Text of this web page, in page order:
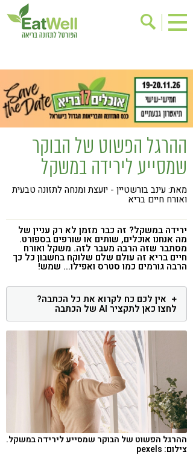
בישול בריא
אינדקס עסקים
ריפוי ומניעת מחלות
בריאות האישה
תוספי תזונה
מתכוני בריאות
אירועים
שינוי תזונתי
גישות בתזונה
דיאטה
ניקוי רעלים
מזונות על
ילדים
תזונה וספורט
הפרעות קשב & ריכוז
אכילה רגשית
רגישות לגלוטן
טעים להכיר
ההרגל הפשוט של הבוקר
שמסייע לירידה במשקל
מאת: עינב בורשטיין - יועצת ומנחה לתזונה טבעית
ואורח חיים בריא
ירידה במשקל? זה כבר מזמן לא רק עניין של
מה אנחנו אוכלים, שותים או שורפים בספורט.
מסתבר שזה הרבה מעבר לזה. משקל ואורח
חיים בריא זה עולם שלם שלוקח בחשבון כל כך
הרבה גורמים כמו סטרס ואפילו... שמש!
אין לכם כח לקרוא את כל הכתבה?
לחצו כאן לתקציר AI של הכתבה
ההרגל הפשוט של הבוקר שמסייע לירידה במשקל.
צילום: pexels